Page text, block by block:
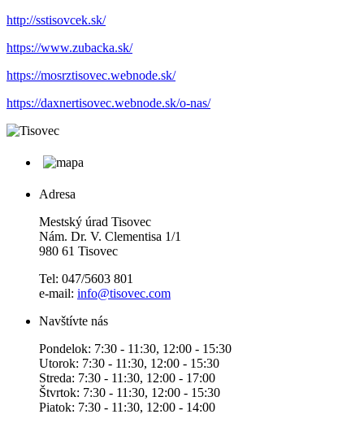
http://sstisovcek.sk/
https://www.zubacka.sk/
https://mosrztisovec.webnode.sk/
https://daxnertisovec.webnode.sk/o-nas/
Adresa
Mestský úrad Tisovec
Nám. Dr. V. Clementisa 1/1
980 61 Tisovec
Tel: 047/5603 801
e-mail: info@tisovec.com
Navštívte nás
Pondelok: 7:30 - 11:30, 12:00 - 15:30
Utorok: 7:30 - 11:30, 12:00 - 15:30
Streda: 7:30 - 11:30, 12:00 - 17:00
Štvrtok: 7:30 - 11:30, 12:00 - 15:30
Piatok: 7:30 - 11:30, 12:00 - 14:00